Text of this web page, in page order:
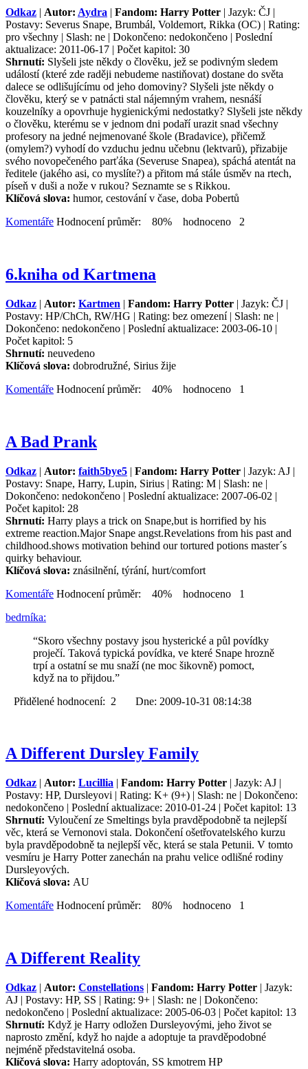
Odkaz | Autor: Aydra | Fandom: Harry Potter | Jazyk: ČJ |
Postavy: Severus Snape, Brumbál, Voldemort, Rikka (OC) | Rating:
pro všechny | Slash: ne | Dokončeno: nedokončeno | Poslední
aktualizace: 2011-06-17 | Počet kapitol: 30
Shrnutí: Slyšeli jste někdy o člověku, jež se podivným sledem
událostí (které zde raději nebudeme nastiňovat) dostane do světa
dalece se odlišujícímu od jeho domoviny? Slyšeli jste někdy o
člověku, který se v patnácti stal nájemným vrahem, nesnáší
kouzelníky a opovrhuje hygienickými nedostatky? Slyšeli jste někdy
o člověku, kterému se v jednom dni podaří urazit snad všechny
profesory na jedné nejmenované škole (Bradavice), přičemž
(omylem?) vyhodí do vzduchu jednu učebnu (lektvarů), přizabije
svého novopečeného parťáka (Severuse Snapea), spáchá atentát na
ředitele (jakého asi, co myslíte?) a přitom má stále úsměv na rtech,
píseň v duši a nože v rukou? Seznamte se s Rikkou.
Klíčová slova: humor, cestování v čase, doba Pobertů
Komentáře Hodnocení průměr: 80% hodnoceno 2
6.kniha od Kartmena
Odkaz | Autor: Kartmen | Fandom: Harry Potter | Jazyk: ČJ |
Postavy: HP/ChCh, RW/HG | Rating: bez omezení | Slash: ne |
Dokončeno: nedokončeno | Poslední aktualizace: 2003-06-10 |
Počet kapitol: 5
Shrnutí: neuvedeno
Klíčová slova: dobrodružné, Sirius žije
Komentáře Hodnocení průměr: 40% hodnoceno 1
A Bad Prank
Odkaz | Autor: faith5bye5 | Fandom: Harry Potter | Jazyk: AJ |
Postavy: Snape, Harry, Lupin, Sirius | Rating: M | Slash: ne |
Dokončeno: nedokončeno | Poslední aktualizace: 2007-06-02 |
Počet kapitol: 28
Shrnutí: Harry plays a trick on Snape,but is horrified by his
extreme reaction.Major Snape angst.Revelations from his past and
childhood.shows motivation behind our tortured potions master´s
quirky behaviour.
Klíčová slova: znásilnění, týrání, hurt/comfort
Komentáře Hodnocení průměr: 40% hodnoceno 1
bedrníka:
“Skoro všechny postavy jsou hysterické a půl povídky
proječí. Taková typická povídka, ve které Snape hrozně
trpí a ostatní se mu snaží (ne moc šikovně) pomoct,
když na to přijdou.”
Přidělené hodnocení: 2 Dne: 2009-10-31 08:14:38
A Different Dursley Family
Odkaz | Autor: Lucillia | Fandom: Harry Potter | Jazyk: AJ |
Postavy: HP, Dursleyovi | Rating: K+ (9+) | Slash: ne | Dokončeno:
nedokončeno | Poslední aktualizace: 2010-01-24 | Počet kapitol: 13
Shrnutí: Vyloučení ze Smeltings byla pravděpodobně ta nejlepší
věc, která se Vernonovi stala. Dokončení ošetřovatelského kurzu
byla pravděpodobně ta nejlepší věc, která se stala Petunii. V tomto
vesmíru je Harry Potter zanechán na prahu velice odlišné rodiny
Dursleyových.
Klíčová slova: AU
Komentáře Hodnocení průměr: 80% hodnoceno 1
A Different Reality
Odkaz | Autor: Constellations | Fandom: Harry Potter | Jazyk:
AJ | Postavy: HP, SS | Rating: 9+ | Slash: ne | Dokončeno:
nedokončeno | Poslední aktualizace: 2005-06-03 | Počet kapitol: 13
Shrnutí: Když je Harry odložen Dursleyovými, jeho život se
naprosto změní, když ho najde a adoptuje ta pravděpodobné
nejméně představitelná osoba.
Klíčová slova: Harry adoptován, SS kmotrem HP